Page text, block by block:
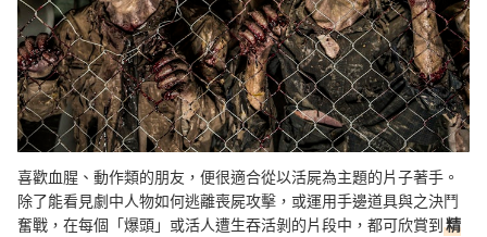
喜歡血腥、動作類的朋友，便很適合從以活屍為主題的片子著手。
除了能看見劇中人物如何逃離喪屍攻擊，或運用手邊道具與之決鬥
奮戰，在每個「爆頭」或活人遭生吞活剝的片段中，都可欣賞到精